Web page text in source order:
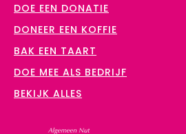
DOE EEN DONATIE
DONEER EEN KOFFIE
BAK EEN TAART
DOE MEE ALS BEDRIJF
BEKIJK ALLES